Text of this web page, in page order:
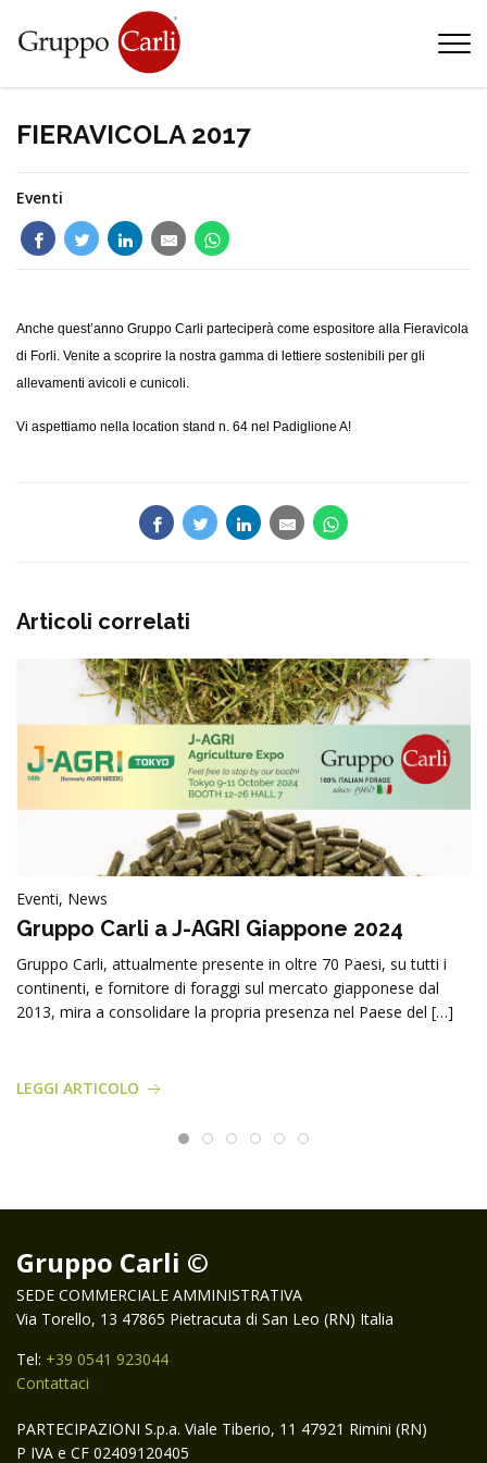
Prodotti
T—info@gruppocarli.com
FIERAVICOLA 2017
Eventi
Anche quest’anno Gruppo Carli parteciperà come espositore alla Fieravicola
di Forli. Venite a scoprire la nostra gamma di lettiere sostenibili per gli
allevamenti avicoli e cunicoli.
Vi aspettiamo nella location stand n. 64 nel Padiglione A!
Articoli correlati
Eventi, News
Gruppo Carli a J-AGRI Giappone 2024
Gruppo Carli, attualmente presente in oltre 70 Paesi, su tutti i
continenti, e fornitore di foraggi sul mercato giapponese dal
2013, mira a consolidare la propria presenza nel Paese del […]
LEGGI ARTICOLO
Gruppo Carli ©
SEDE COMMERCIALE AMMINISTRATIVA
Via Torello, 13 47865 Pietracuta di San Leo (RN) Italia
Tel: +39 0541 923044
Contattaci
PARTECIPAZIONI S.p.a. Viale Tiberio, 11 47921 Rimini (RN)
P IVA e CF 02409120405